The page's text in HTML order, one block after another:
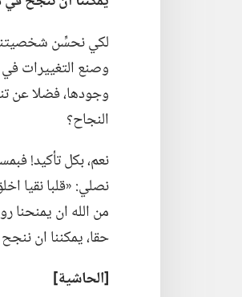
لكي نحسِّن شخصيتنا
وصنع التغييرات
وجودها،‏ فضلا عن
النجاح؟‏
نعم،‏ بكل تأكيد!‏
نصلي:‏ «قلبا نقيا
من الله ان يمنحنا
حقا،‏ يمكننا ان
‏[الحاشية]‏